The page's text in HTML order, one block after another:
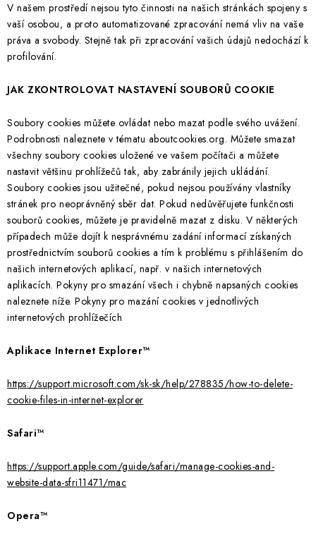
V našem prostředí nejsou tyto činnosti na našich stránkách spojeny s
vaší osobou, a proto automatizované zpracování nemá vliv na vaše
práva a svobody. Stejně tak při zpracování vašich údajů nedochází k
profilování.
JAK ZKONTROLOVAT NASTAVENÍ SOUBORŮ COOKIE
Soubory cookies můžete ovládat nebo mazat podle svého uvážení.
Podrobnosti naleznete v tématu aboutcookies.org. Můžete smazat
všechny soubory cookies uložené ve vašem počítači a můžete
nastavit většinu prohlížečů tak, aby zabránily jejich ukládání.
Soubory cookies jsou užitečné, pokud nejsou používány vlastníky
stránek pro neoprávněný sběr dat. Pokud nedůvěřujete funkčnosti
souborů cookies, můžete je pravidelně mazat z disku. V některých
případech může dojít k nesprávnému zadání informací získaných
prostřednictvím souborů cookies a tím k problému s přihlášením do
našich internetových aplikací, např. v našich internetových
aplikacích. Pokyny pro smazání všech i chybně napsaných cookies
naleznete níže. Pokyny pro mazání cookies v jednotlivých
internetových prohlížečích
Aplikace Internet Explorer™
https://support.microsoft.com/sk-sk/help/278835/how-to-delete-
cookie-files-in-internet-explorer
Safari™
https://support.apple.com/guide/safari/manage-cookies-and-
website-data-sfri11471/mac
Opera™